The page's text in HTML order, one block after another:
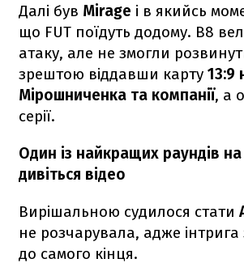
Далі був Mirage і в якийсь
що FUT поїдуть додому. B8
атаку, але не змогли
зрештою віддавши карту 13:9
Мірошниченка та компанії, а
серії.
Один із найкращих раундів
дивіться відео
Вирішальною судилося стати
не розчарувала, адже інтрига
до самого кінця.